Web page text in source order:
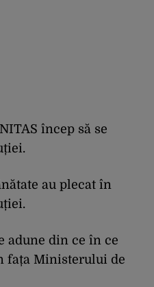
încep să se
au plecat în
adune din ce în ce
fața Ministerului de